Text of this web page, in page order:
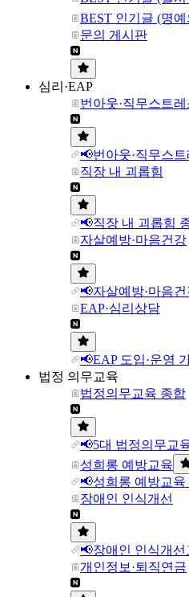
BEST 인기글 (명
문의 게시판
심리·EAP
번아웃·직무스트레
📢번아웃·직무스
직장 내 괴롭힘
📢직장 내 괴롭힘
자살예방·마음건강
📢자살예방·마음
EAP·심리상담
📢EAP 도입·운영
법정 의무교육
법정의무교육 종합
📢5대 법정의무교
성희롱 예방교육
📢성희롱 예방교육
장애인 인식개선
📢장애인 인식개선
개인정보·퇴직연금